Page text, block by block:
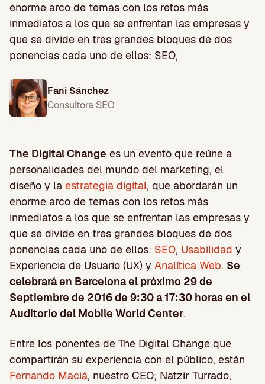
enorme arco de temas con los retos más
inmediatos a los que se enfrentan las empresas y
que se divide en tres grandes bloques de dos
ponencias cada uno de ellos: SEO,
Fani Sánchez
Consultora SEO
The Digital Change es un evento que reúne a
personalidades del mundo del marketing, el
diseño y la estrategia digital, que abordarán un
enorme arco de temas con los retos más
inmediatos a los que se enfrentan las empresas y
que se divide en tres grandes bloques de dos
ponencias cada uno de ellos: SEO, Usabilidad y
Experiencia de Usuario (UX) y Analítica Web. Se
celebrará en Barcelona el próximo 29 de
Septiembre de 2016 de 9:30 a 17:30 horas en el
Auditorio del Mobile World Center.
Entre los ponentes de The Digital Change que
compartirán su experiencia con el público, están
Fernando Maciá, nuestro CEO; Natzir Turrado,